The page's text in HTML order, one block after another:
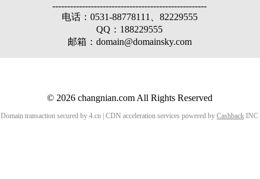
----------------------------------------------------
电话：0531-88778111、82229555
QQ：188229555
邮箱：domain@domainsky.com
© 2026 changnian.com All Rights Reserved
Domain transaction secured by 4.cn | CDN acceleration services powered by Cashback INC